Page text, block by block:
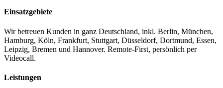
Einsatzgebiete
Wir betreuen Kunden in ganz Deutschland, inkl. Berlin, München,
Hamburg, Köln, Frankfurt, Stuttgart, Düsseldorf, Dortmund, Essen,
Leipzig, Bremen und Hannover. Remote-First, persönlich per
Videocall.
Leistungen